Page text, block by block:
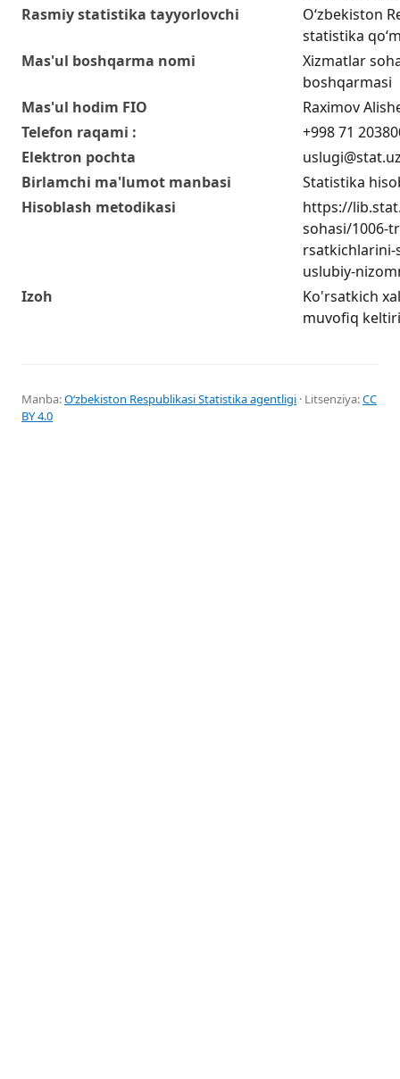
Rasmiy statistika tayyorlovchi
O‘zbekiston
statistika
Mas'ul boshqarma nomi
Xizmatlar
boshqarmasi
Mas'ul hodim FIO
Raximov
Telefon raqami :
+998 71
Elektron pochta
Birlamchi ma'lumot manbasi
Statistika
Hisoblash metodikasi
https://
sohasi/1006-
rsatkichlarini-
uslubiy-
Izoh
Ko'rsatkich
muvofiq
Manba:Oʻzbekiston Respublikasi Statistika agentligi · Litsenziya:CC
BY 4.0